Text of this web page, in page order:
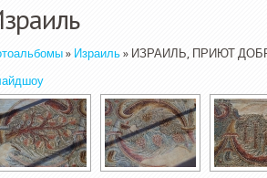
» Израиль » ИЗРАИЛЬ, ПРИЮТ